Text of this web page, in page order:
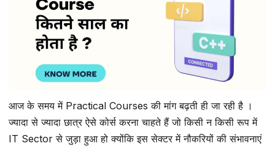
आज के समय में Practical Courses की मांग बढ़ती ही जा रही है ।
ज्यादा से ज्यादा छात्र ऐसे कोर्स करना चाहते हैं जो किसी न किसी रूप में
IT Sector से जुड़ा हुआ हो क्योंकि इस सेक्टर में नौकरियों की संभावनाएं